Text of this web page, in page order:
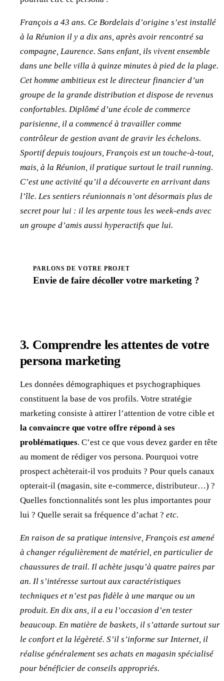
François a 43 ans. Ce Bordelais d’origine s’est installé
à la Réunion il y a dix ans, après avoir rencontré sa
compagne, Laurence. Sans enfant, ils vivent ensemble
dans une belle villa à quinze minutes à pied de la plage.
Cet homme ambitieux est le directeur financier d’un
groupe de la grande distribution et dispose de revenus
confortables. Diplômé d’une école de commerce
parisienne, il a commencé à travailler comme
contrôleur de gestion avant de gravir les échelons.
Sportif depuis toujours, François est un touche-à-tout,
mais, à la Réunion, il pratique surtout le trail running.
C’est une activité qu’il a découverte en arrivant dans
l’île. Les sentiers réunionnais n’ont désormais plus de
secret pour lui : il les arpente tous les week-ends avec
un groupe d’amis aussi hyperactifs que lui.
PARLONS DE VOTRE PROJET
Envie de faire décoller votre marketing ?
3. Comprendre les attentes de votre
persona marketing
Les données démographiques et psychographiques
constituent la base de vos profils. Votre stratégie
marketing consiste à attirer l’attention de votre cible et
la convaincre que votre offre répond à ses
problématiques. C’est ce que vous devez garder en tête
au moment de rédiger vos persona. Pourquoi votre
prospect achèterait-il vos produits ? Pour quels canaux
opterait-il (magasin, site e-commerce, distributeur…) ?
Quelles fonctionnalités sont les plus importantes pour
lui ? Quelle serait sa fréquence d’achat ? etc.
En raison de sa pratique intensive, François est amené
à changer régulièrement de matériel, en particulier de
chaussures de trail. Il achète jusqu’à quatre paires par
an. Il s’intéresse surtout aux caractéristiques
techniques et n’est pas fidèle à une marque ou un
produit. En dix ans, il a eu l’occasion d’en tester
beaucoup. En matière de baskets, il s’attarde surtout sur
le confort et la légèreté. S’il s’informe sur Internet, il
réalise généralement ses achats en magasin spécialisé
pour bénéficier de conseils appropriés.